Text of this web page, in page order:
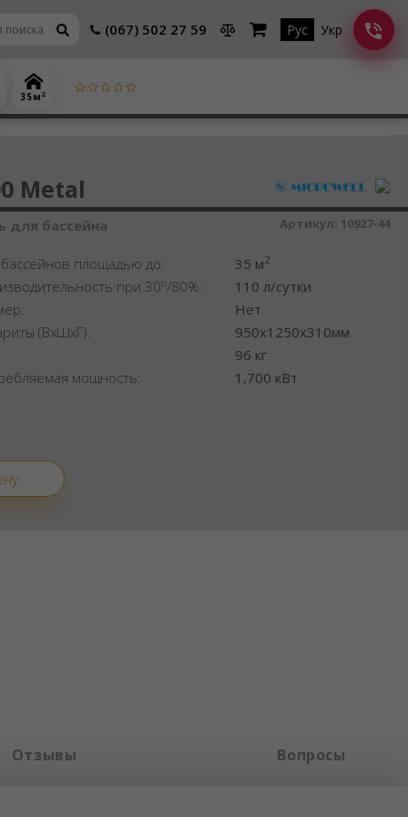
(067) 502 27 59 Рус Укр
35 м 2
воздуха
Metal
для бассейна Артикул: 10927-44
площадью до: 35 м2
при 30o/80%:
110 л/сутки
Нет
(ВхШхГ):
950x1250x310мм
96 кг
мощность:
1,700 кВт
Отзывы Вопросы